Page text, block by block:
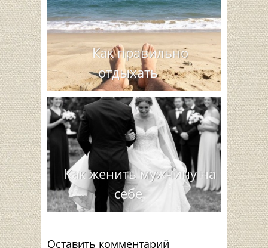
Как правильно
отдыхать
Как женить мужчину на
себе
Оставить комментарий